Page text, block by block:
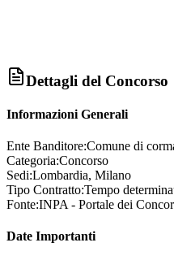
Dettagli del Concorso
Informazioni Generali
Ente Banditore:Comune di
Categoria:Concorso
Sedi:Lombardia, Milano
Tipo Contratto:Tempo
Fonte:INPA - Portale dei
Date Importanti